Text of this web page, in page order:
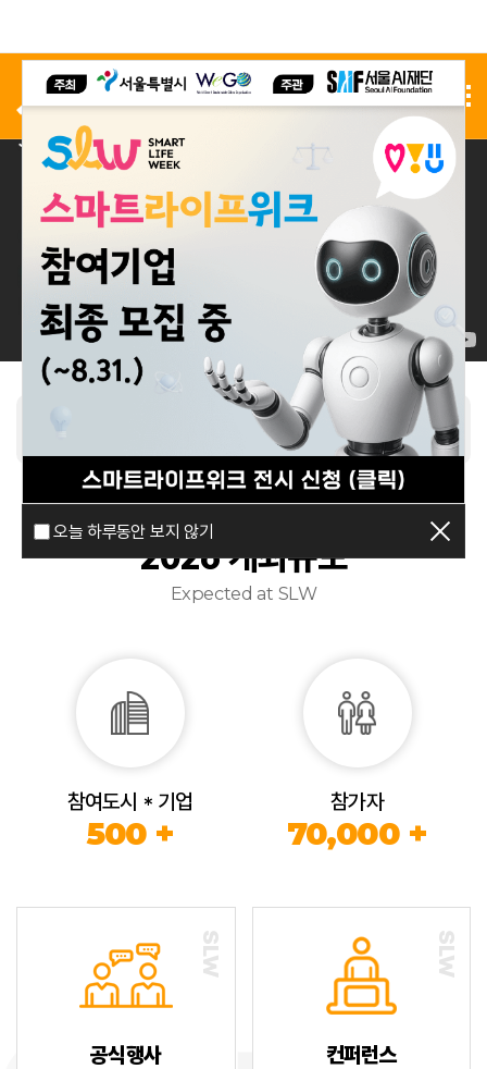
오늘 하루동안 보지 않기
사전 등록 전시 신청
2026 개최규모
Expected at SLW
참여도시 * 기업
500 +
참가자
70,000 +
공식행사 컨퍼런스